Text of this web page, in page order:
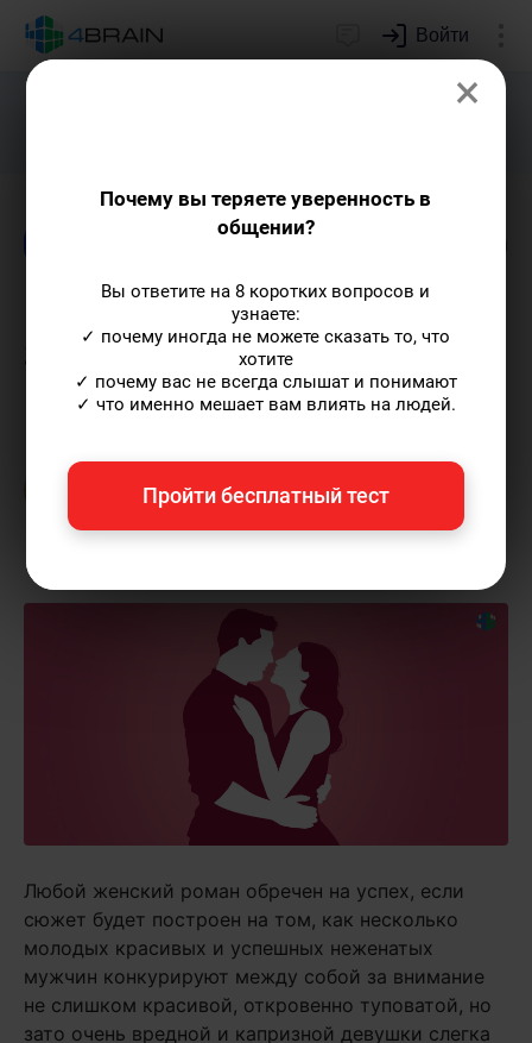
Войти
Подарим индивидуальный план
Лидерство и отношения
Идеальные отношения: что
это и возможны ли они?
4brain, писатель, автор художественной
Пишу статьи по теме«Лидерство и
отношения»
рекомендую курс«Психология отношений»
Любой женский роман обречен на успех, если
сюжет будет построен на том, как несколько
молодых красивых и успешных неженатых
мужчин конкурируют между собой за внимание
не слишком красивой, откровенно туповатой, но
зато очень вредной и капризной девушки слегка
×
Почему вы теряете уверенность в
общении?
Вы ответите на 8 коротких вопросов и
узнаете:
✓ почему иногда не можете сказать то, что
хотите
✓ почему вас не всегда слышат и понимают
✓ что именно мешает вам влиять на людей.
Пройти бесплатный тест